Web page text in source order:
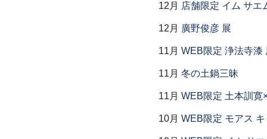
12月 店舗限定 イム サ
12月 廣野俊彦 展
11月 WEB限定 浄法寺漆
11月 冬の土鍋三昧
11月 WEB限定 土本訓寛
10月 WEB限定 モアス